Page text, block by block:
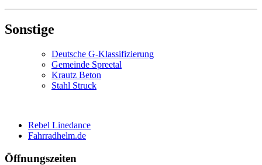
Sonstige
Deutsche G-Klassifizierung
Gemeinde Spreetal
Krautz Beton
Stahl Struck
Rebel Linedance
Fahrradhelm.de
Öffnungszeiten